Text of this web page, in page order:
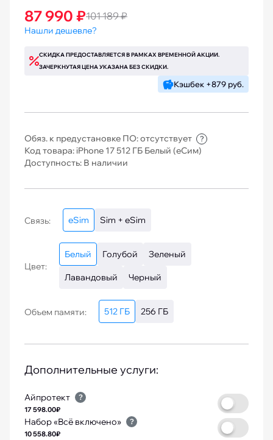
87 990 ₽101 189 ₽
Нашли дешевле?
СКИДКА ПРЕДОСТАВЛЯЕТСЯ В РАМКАХ ВРЕМЕННОЙ АКЦИИ.
ЗАЧЕРКНУТАЯ ЦЕНА УКАЗАНА БЕЗ СКИДКИ.
Кэшбек +879 руб.
Обяз. к предустановке ПО: отсутствует ?
Код товара: iPhone 17 512 ГБ Белый (еСим)
Доступность: В наличии
Связь: eSim Sim + eSim
Цвет:
Белый Голубой Зеленый
Лавандовый Черный
Объем памяти: 512 ГБ 256 ГБ
Дополнительные услуги:
Айпротект ?
17 598.00₽
Набор «Всё включено» ?
10 558.80₽